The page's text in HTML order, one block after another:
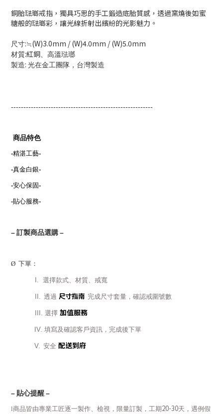
銅胎琺瑯戒指，獨具巧思的手工鍛造底胎質感，透過窯燒後如蜜
糖般的琺瑯彩，讓光線折射出繽紛的光影魅力。
尺寸:≒(W)3.0mm / (W)4.0mm / (W)5.0mm
材質:紅銅、高溫琺瑯
製造: 光在金工團隊，台灣製造
---------------------------------------------------------
商品特色
-精湛工藝-
-真金白銀-
-安心保固-
-貼心服務-
–訂製商品選購–
Ø 下單：
I. 選擇款式、材質、戒寬
II. 透過 尺寸指南 完成尺寸套量，確認戒圍號數
III. 選擇 加值服務
IV. 填寫及確認客戶資訊，完成後下單
V. 安全配送到府
– 貼心提醒–
l商品皆由專業工匠逐一製作、檢視，限量訂製，工期20-30天，遇例假